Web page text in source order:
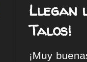
Llegan
Talos!
¡Muy